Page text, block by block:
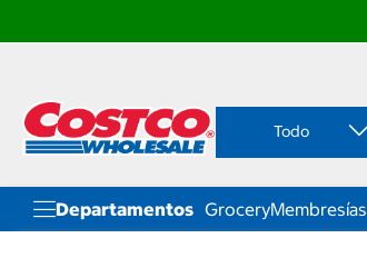
contenido
menú
navegación
Todo
Departamentos GroceryMembresías